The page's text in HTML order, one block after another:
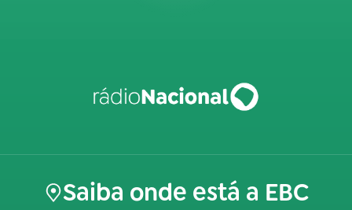
Saiba onde está a EBC